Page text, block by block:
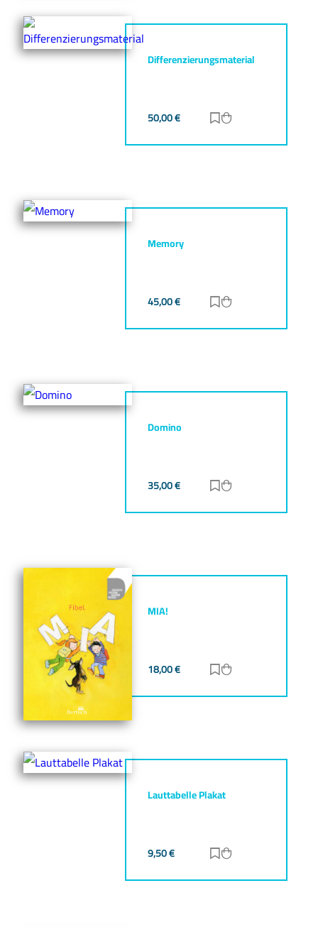
Differenzierungsmaterial
50,00€ Zur Merkliste
Memory
45,00€ Zur Merkliste
Domino
35,00€ Zur Merkliste
MIA!
18,00€ Zur Merkliste
Lauttabelle Plakat
9,50€ Zur Merkliste